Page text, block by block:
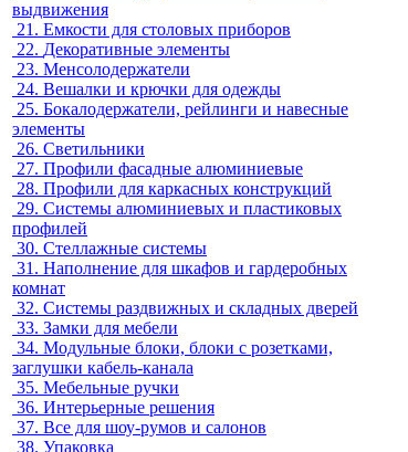
выдвижения
21. Емкости для столовых приборов
22. Декоративные элементы
23. Менсолодержатели
24. Вешалки и крючки для одежды
25. Бокалодержатели, рейлинги и навесные
элементы
26. Светильники
27. Профили фасадные алюминиевые
28. Профили для каркасных конструкций
29. Системы алюминиевых и пластиковых
профилей
30. Стеллажные системы
31. Наполнение для шкафов и гардеробных
комнат
32. Системы раздвижных и складных дверей
33. Замки для мебели
34. Модульные блоки, блоки с розетками,
заглушки кабель-канала
35. Мебельные ручки
36. Интерьерные решения
37. Все для шоу-румов и салонов
38. Упаковка